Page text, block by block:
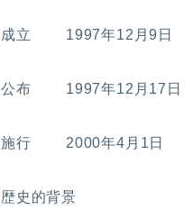
成立 1997年12月9日
公布 1997年12月17日
施行 2000年4月1日
歴史的背景